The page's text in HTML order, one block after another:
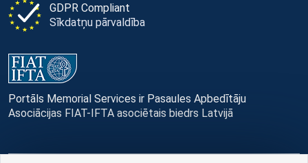
GDPR Compliant
Sīkdatņu pārvaldība
Portāls Memorial Services ir Pasaules Apbedītāju
Asociācijas FIAT-IFTA asociētais biedrs Latvijā